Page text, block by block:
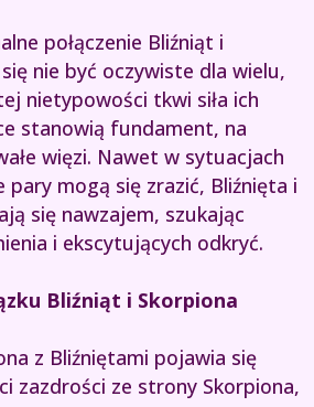
połączenie Bliźniąt i
nie być oczywiste dla wielu,
nietypowości tkwi siła ich
stanowią fundament, na
więzi. Nawet w sytuacjach
pary mogą się zrazić, Bliźnięta i
się nawzajem, szukając
i ekscytujących odkryć.
Bliźniąt i Skorpiona
z Bliźniętami pojawia się
zazdrości ze strony Skorpiona,